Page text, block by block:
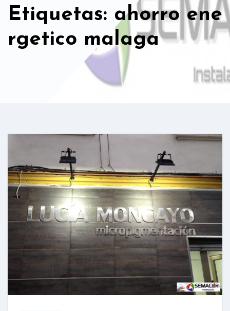
Etiquetas: ahorro ene
rgetico malaga